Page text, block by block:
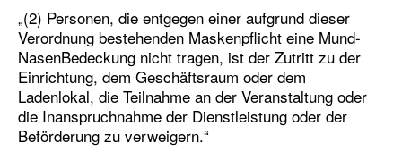
„(2) Personen, die entgegen einer aufgrund dieser
Verordnung bestehenden Maskenpflicht eine Mund-
NasenBedeckung nicht tragen, ist der Zutritt zu der
Einrichtung, dem Geschäftsraum oder dem
Ladenlokal, die Teilnahme an der Veranstaltung oder
die Inanspruchnahme der Dienstleistung oder der
Beförderung zu verweigern.“